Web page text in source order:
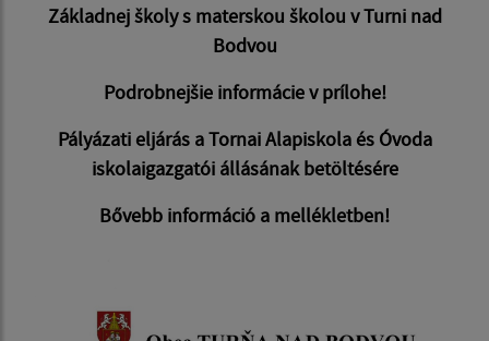
Základnej školy s materskou školou v Turni nad
Bodvou
Podrobnejšie informácie v prílohe!
Pályázati eljárás a Tornai Alapiskola és Óvoda
iskolaigazgatói állásának betöltésére
Bővebb információ a mellékletben!